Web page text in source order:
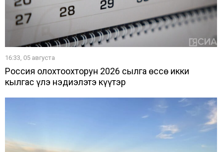
16:33, 05 августа
Россия олохтоохторун 2026 сылга өссө икки
кылгас үлэ нэдиэлэтэ күүтэр